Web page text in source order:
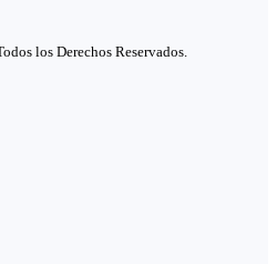
los Derechos Reservados.